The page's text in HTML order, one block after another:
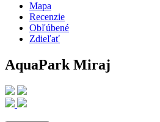
Mapa
Recenzie
Obľúbené
Zdieľať
AquaPark Miraj